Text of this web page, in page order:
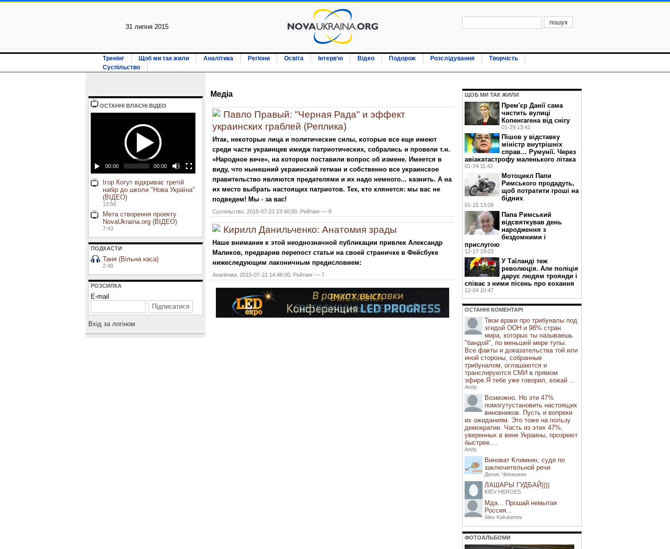
31 липня 2015
Тренінг Щоб ми так жили Аналітика Регіони Освіта Інтерв‘ю Відео Подорож Розслідування
Творчість
Суспільство
ОСТАННI ВЛАСНI ВIДЕО
00:00 00:00
Ігор Когут відкриває третій
набір до школи "Нова Україна"
(ВІДЕО)
13:56
Мета створення проекту
NovaUkraina.org (ВІДЕО)
7:43
ПОДКАСТИ
Таня (Вільна каса)
2:49
РОЗСИЛКА
E-mail
Вхiд за логiном
Медiа
Павло Правый: "Черная Рада" и эффект
украинских граблей (Реплика)
Итак, некоторые лица и политические силы, которые все еще имеют
среди части украинцев имидж патриотических, собрались и провели т.н.
«Народное вече», на котором поставили вопрос об измене. Имеется в
виду, что нынешний украинский гетман и собственно все украинское
правительство являются предателями и их надо немного... казнить. А на
их место выбрать настоящих патриотов. Тех, кто клянется: мы вас не
подведем! Мы - за вас!
Суспільство. 2015-07-21 23:40:00. Рейтинг — 8
Кирилл Данильченко: Анатомия зрады
Наше внимание к этой неоднозначной публикации привлек Александр
Маликов, предварив перепост статьи на своей страничке в Фейсбуке
нижеследующим лаконичным предисловием:
Аналітика. 2015-07-21 14:48:00. Рейтинг — 7
ЩОБ МИ ТАК ЖИЛИ
Прем'єр Данії сама
чистить вулиці
Копенгагена від снігу
01-29 13:41
Пішов у відставку
міністр внутрішніх
справ… Румунії. Через
авіакатастрофу маленького літака
01-24 11:42
Мотоцикл Папи
Римського продадуть,
щоб потратити гроші на
бідних
01-15 13:09
Папа Римський
відсвяткував день
народження з
бездомними і
прислугою
12-17 19:03
У Таїланді теж
революція. Але поліція
дарує людям троянди і
співає з ними пісень про кохання
12-04 10:47
ОСТАННI КОМЕНТАРI
Твои враки про трибуналы под
эгидой ООН и 98% стран
мира, которых ты называешь
"бандой", по меньшей мере тупы.
Все факты и доказательства той или
иной стороны, собранные
трибуналом, оглашаются и
транслируются СМИ в прямом
эфире.Я тебе уже говорил, езжай ...
Andy
Возможно. Но эти 47%
помогутустановить настоящих
виновников. Пусть и вопреки
их ожиданиям. Это тоже на пользу
демократии. Часть из этих 47%,
уверенных в вине Украины, прозреют
быстрее....
Andy
Виноват Климкин, судя по
заключительной речи
Денис Чекашкин
ЛАШАРЫ ГУДБАЙ))))
KIEV HEROES
Мда... Прошай немытая
Россия...
Alex Kakdamov
ФОТОАЛЬБОМИ